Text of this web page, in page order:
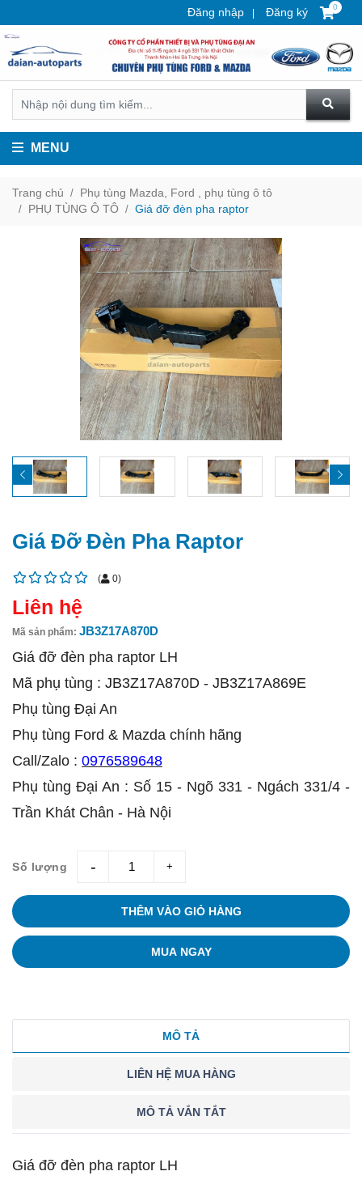
Đăng nhập Đăng ký 0
MENU
Trang chủ
Phụ tùng Mazda, Ford , phụ tùng ô tô
PHỤ TÙNG Ô TÔ
Giá đỡ đèn pha raptor
Giá Đỡ Đèn Pha Raptor
( 0)
Liên hệ
Mã sản phẩm: JB3Z17A870D
Giá đỡ đèn pha raptor LH
Mã phụ tùng : JB3Z17A870D - JB3Z17A869E
Phụ tùng Đại An
Phụ tùng Ford & Mazda chính hãng
Call/Zalo : 0976589648
Phụ tùng Đại An : Số 15 - Ngõ 331 - Ngách 331/4 -
Trần Khát Chân - Hà Nội
Số lượng giam tang
THÊM VÀO GIỎ HÀNG
MUA NGAY
MÔ TẢ
LIÊN HỆ MUA HÀNG
MÔ TẢ VẮN TẮT
Giá đỡ đèn pha raptor LH